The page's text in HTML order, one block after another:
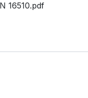
16510.pdf